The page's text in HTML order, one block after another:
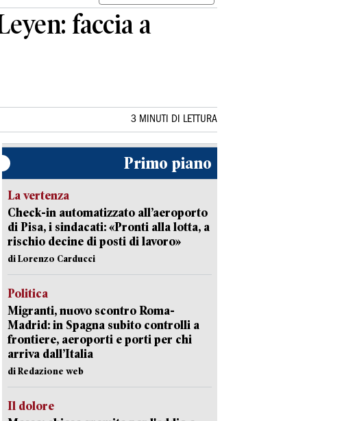
faccia a
3 MINUTI DI LETTURA
Primo piano
La vertenza
Check-in automatizzato all’aeroporto
di Pisa, i sindacati: «Pronti alla lotta, a
rischio decine di posti di lavoro»
di Lorenzo Carducci
Politica
Migranti, nuovo scontro Roma-
Madrid: in Spagna subito controlli a
frontiere, aeroporti e porti per chi
arriva dall’Italia
di Redazione web
Il dolore